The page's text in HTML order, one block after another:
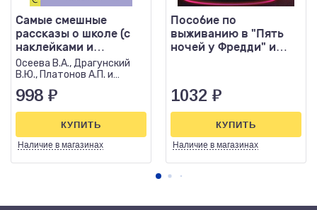
Самые смешные
рассказы о школе (с
наклейками и
иллюстрациями)
Осеева В.А., Драгунский
В.Ю., Платонов А.П. и
998 ₽
Наличие в магазинах
КУПИТЬ
Пособие по
выживанию в "Пять
ночей у Фредди" и
1032 ₽
Наличие в магазинах
КУПИТЬ